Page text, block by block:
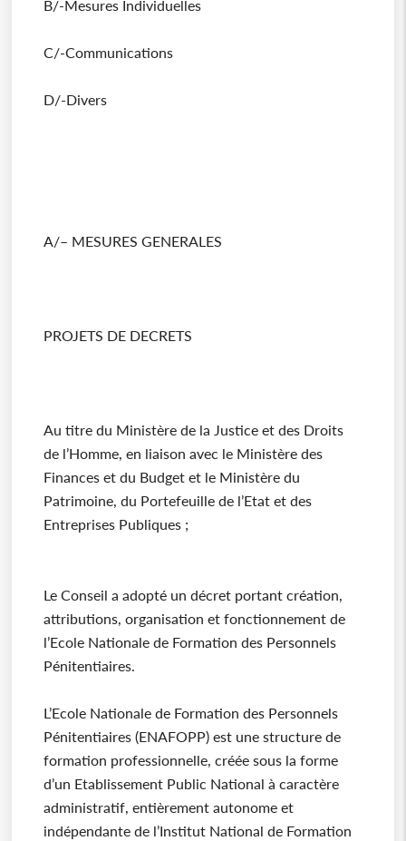
B/-Mesures Individuelles
C/-Communications
D/-Divers
A/– MESURES GENERALES
PROJETS DE DECRETS
Au titre du Ministère de la Justice et des Droits
de l’Homme, en liaison avec le Ministère des
Finances et du Budget et le Ministère du
Patrimoine, du Portefeuille de l’Etat et des
Entreprises Publiques ;
Le Conseil a adopté un décret portant création,
attributions, organisation et fonctionnement de
l’Ecole Nationale de Formation des Personnels
Pénitentiaires.
L’Ecole Nationale de Formation des Personnels
Pénitentiaires (ENAFOPP) est une structure de
formation professionnelle, créée sous la forme
d’un Etablissement Public National à caractère
administratif, entièrement autonome et
indépendante de l’Institut National de Formation